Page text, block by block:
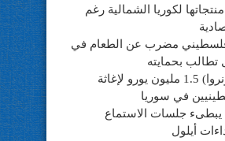
لكوريا الشمالية رغم
مضرب عن الطعام في
تطالب بحمايته
بلجيكا تمنح (أونروا) 1.5 مليون يورو لإغاثة
في سوريا
جلسات الاستماع
أيلول